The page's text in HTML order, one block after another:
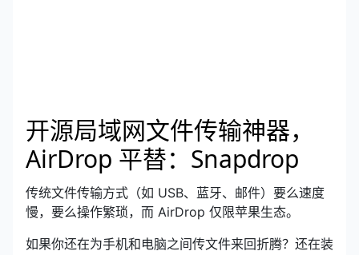
开源局域网文件传输神器，
AirDrop 平替：Snapdrop
传统文件传输方式（如 USB、蓝牙、邮件）要么速度
慢，要么操作繁琐，而 AirDrop 仅限苹果生态。
如果你还在为手机和电脑之间传文件来回折腾？还在装